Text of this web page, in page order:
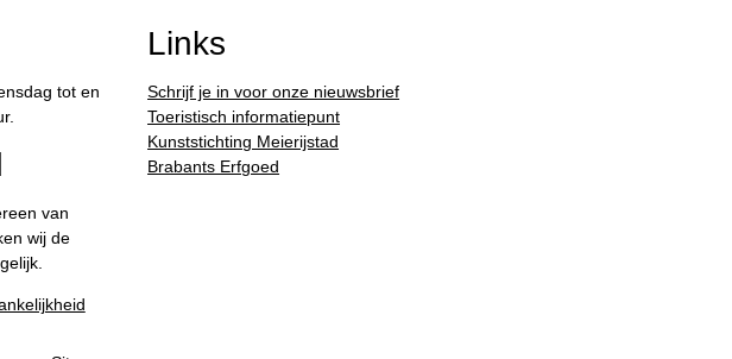
tot en
van
wij de
Links
Schrijf je in voor onze nieuwsbrief
Toeristisch informatiepunt
Kunststichting Meierijstad
Brabants Erfgoed